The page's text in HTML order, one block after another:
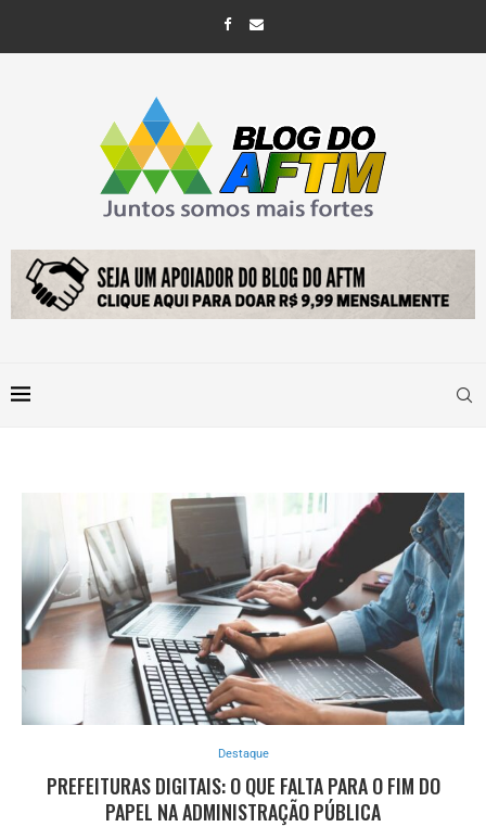
Destaque
PREFEITURAS DIGITAIS: O QUE FALTA PARA O FIM DO
PAPEL NA ADMINISTRAÇÃO PÚBLICA